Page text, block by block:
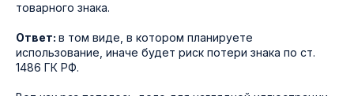
товарного знака.
Ответ: в том виде, в котором планируете
использование, иначе будет риск потери знака по ст.
1486 ГК РФ.